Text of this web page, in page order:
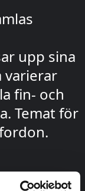
upp sina
varierar
fin- och
Temat för